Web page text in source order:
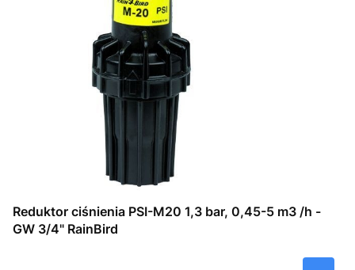
Reduktor ciśnienia PSI-M20 1,3 bar, 0,45-5 m3 /h -
GW 3/4" RainBird